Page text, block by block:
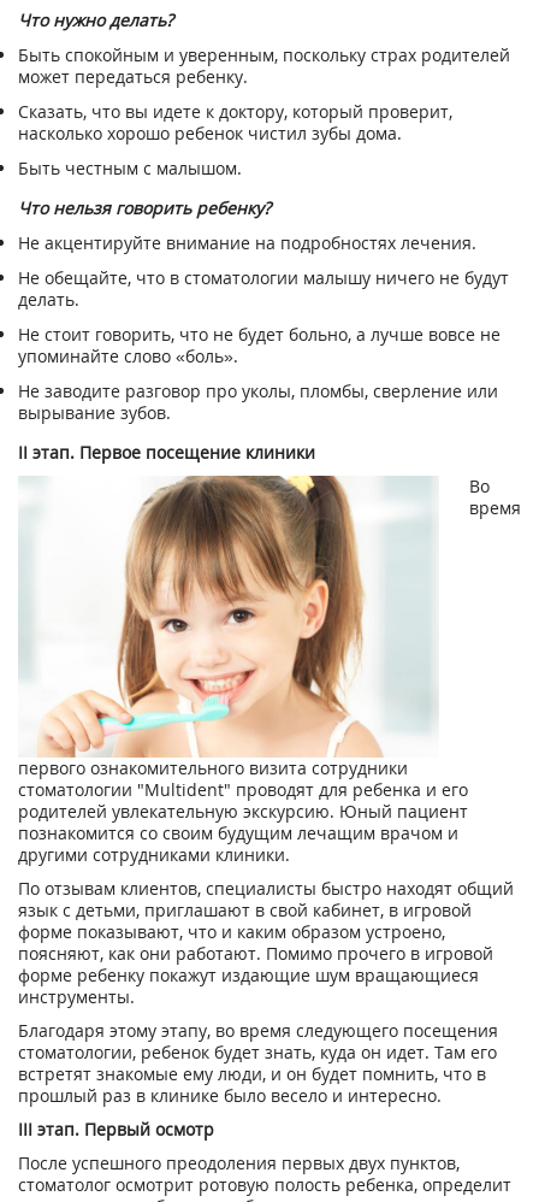
Что нужно делать?
Быть спокойным и уверенным, поскольку страх родителей
может передаться ребенку.
Сказать, что вы идете к доктору, который проверит,
насколько хорошо ребенок чистил зубы дома.
Быть честным с малышом.
Что нельзя говорить ребенку?
Не акцентируйте внимание на подробностях лечения.
Не обещайте, что в стоматологии малышу ничего не будут
делать.
Не стоит говорить, что не будет больно, а лучше вовсе не
упоминайте слово «боль».
Не заводите разговор про уколы, пломбы, сверление или
вырывание зубов.
II этап. Первое посещение клиники
Во
время
первого ознакомительного визита сотрудники
стоматологии "Multident" проводят для ребенка и его
родителей увлекательную экскурсию. Юный пациент
познакомится со своим будущим лечащим врачом и
другими сотрудниками клиники.
По отзывам клиентов, специалисты быстро находят общий
язык с детьми, приглашают в свой кабинет, в игровой
форме показывают, что и каким образом устроено,
поясняют, как они работают. Помимо прочего в игровой
форме ребенку покажут издающие шум вращающиеся
инструменты.
Благодаря этому этапу, во время следующего посещения
стоматологии, ребенок будет знать, куда он идет. Там его
встретят знакомые ему люди, и он будет помнить, что в
прошлый раз в клинике было весело и интересно.
III этап. Первый осмотр
После успешного преодоления первых двух пунктов,
стоматолог осмотрит ротовую полость ребенка, определит